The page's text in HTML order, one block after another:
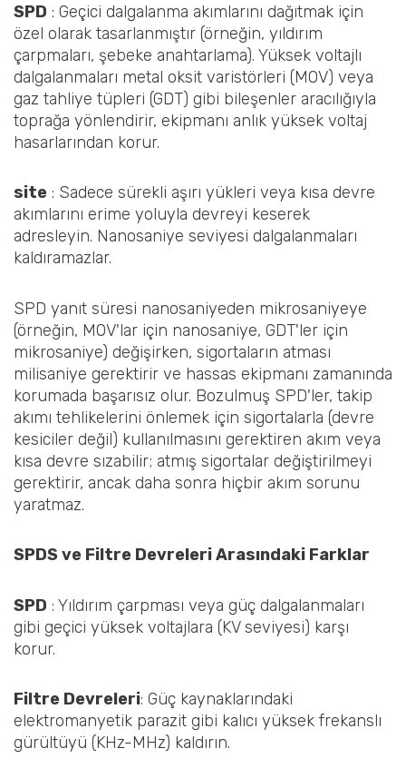
SPD ‌ : Geçici dalgalanma akımlarını dağıtmak için
özel olarak tasarlanmıştır (örneğin, yıldırım
çarpmaları, şebeke anahtarlama). Yüksek voltajlı
dalgalanmaları metal oksit varistörleri (MOV) veya
gaz tahliye tüpleri (GDT) gibi bileşenler aracılığıyla
toprağa yönlendirir, ekipmanı anlık yüksek voltaj
hasarlarından korur.
‌site ‌ : Sadece sürekli aşırı yükleri veya kısa devre
akımlarını erime yoluyla devreyi keserek
adresleyin. Nanosaniye seviyesi dalgalanmaları
kaldıramazlar.
SPD yanıt süresi nanosaniyeden mikrosaniyeye
(örneğin, MOV'lar için nanosaniye, GDT'ler için
mikrosaniye) değişirken, sigortaların atması
milisaniye gerektirir ve hassas ekipmanı zamanında
korumada başarısız olur. Bozulmuş SPD'ler, takip
akımı tehlikelerini önlemek için sigortalarla (devre
kesiciler değil) kullanılmasını gerektiren akım veya
kısa devre sızabilir; atmış sigortalar değiştirilmeyi
gerektirir, ancak daha sonra hiçbir akım sorunu
yaratmaz.
SPDS ve Filtre Devreleri Arasındaki Farklar
SPD ‌ : Yıldırım çarpması veya güç dalgalanmaları
gibi geçici yüksek voltajlara (KV seviyesi) karşı
korur.
‌Filtre Devreleri‌: Güç kaynaklarındaki
elektromanyetik parazit gibi kalıcı yüksek frekanslı
gürültüyü (KHz-MHz) kaldırın.